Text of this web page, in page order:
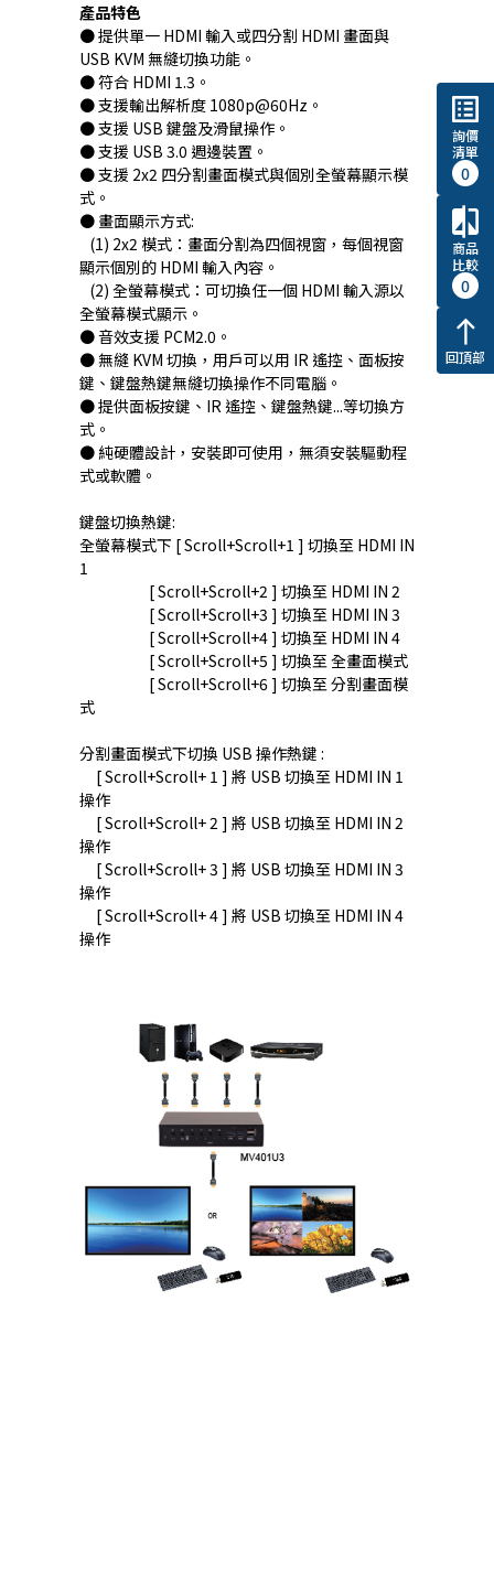
產品特色
● 提供單一 HDMI 輸入或四分割 HDMI 畫面與
USB KVM 無縫切換功能。
● 符合 HDMI 1.3。
● 支援輸出解析度 1080p@60Hz。
● 支援 USB 鍵盤及滑鼠操作。
● 支援 USB 3.0 週邊裝置。
● 支援 2x2 四分割畫面模式與個別全螢幕顯示模
式。
● 畫面顯示方式:
(1) 2x2 模式：畫面分割為四個視窗，每個視窗
顯示個別的 HDMI 輸入內容。
(2) 全螢幕模式：可切換任一個 HDMI 輸入源以
全螢幕模式顯示。
● 音效支援 PCM2.0。
● 無縫 KVM 切換，用戶可以用 IR 遙控、面板按
鍵、鍵盤熱鍵無縫切換操作不同電腦。
● 提供面板按鍵、IR 遙控、鍵盤熱鍵...等切換方
式。
● 純硬體設計，安裝即可使用，無須安裝驅動程
式或軟體。
鍵盤切換熱鍵:
全螢幕模式下 [ Scroll+Scroll+1 ] 切換至 HDMI IN
1
[ Scroll+Scroll+2 ] 切換至 HDMI IN 2
[ Scroll+Scroll+3 ] 切換至 HDMI IN 3
[ Scroll+Scroll+4 ] 切換至 HDMI IN 4
[ Scroll+Scroll+5 ] 切換至 全畫面模式
[ Scroll+Scroll+6 ] 切換至 分割畫面模
式
分割畫面模式下切換 USB 操作熱鍵 :
[ Scroll+Scroll+ 1 ] 將 USB 切換至 HDMI IN 1
操作
[ Scroll+Scroll+ 2 ] 將 USB 切換至 HDMI IN 2
操作
[ Scroll+Scroll+ 3 ] 將 USB 切換至 HDMI IN 3
操作
[ Scroll+Scroll+ 4 ] 將 USB 切換至 HDMI IN 4
操作
list_alt
詢價
清單
0
compare
商品
比較
0
north
回頂部